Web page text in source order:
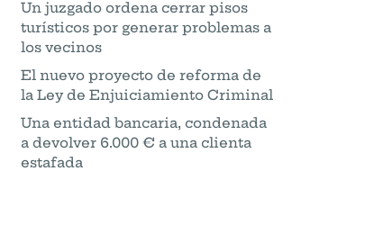
Un juzgado ordena cerrar pisos
turísticos por generar problemas a
los vecinos
El nuevo proyecto de reforma de
la Ley de Enjuiciamiento Criminal
Una entidad bancaria, condenada
a devolver 6.000 € a una clienta
estafada